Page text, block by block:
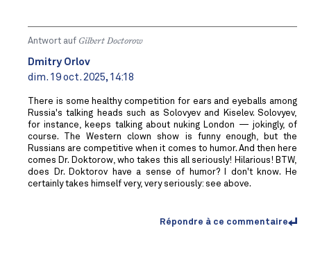
Antwort auf Gilbert Doctorow
Dmitry Orlov
dim. 19 oct. 2025, 14:18
There is some healthy competition for ears and eyeballs among
Russia's talking heads such as Solovyev and Kiselev. Solovyev,
for instance, keeps talking about nuking London — jokingly, of
course. The Western clown show is funny enough, but the
Russians are competitive when it comes to humor. And then here
comes Dr. Doktorow, who takes this all seriously! Hilarious! BTW,
does Dr. Doktorov have a sense of humor? I don't know. He
certainly takes himself very, very seriously: see above.
Répondre à ce commentaire